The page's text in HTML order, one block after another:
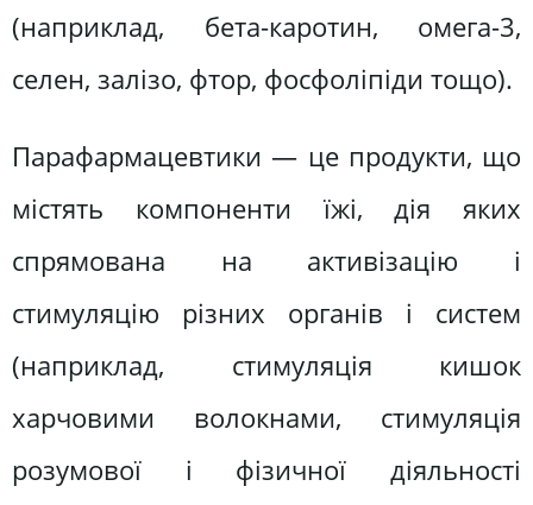
(наприклад, бета-каротин, омега-3,
селен, залізо, фтор, фосфоліпіди тощо).
Парафармацевтики — це продукти, що
містять компоненти їжі, дія яких
спрямована на активізацію і
стимуляцію різних органів і систем
(наприклад, стимуляція кишок
харчовими волокнами, стимуляція
розумової і фізичної діяльності